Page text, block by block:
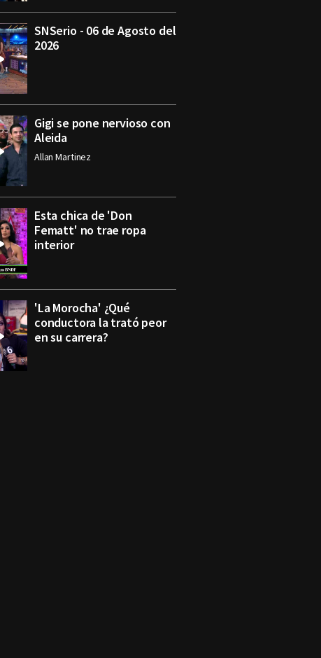
SNSerio - 06 de Agosto del
2026
Gigi se pone nervioso con
Aleida
Allan Martinez
Esta chica de 'Don
Fematt' no trae ropa
interior
'La Morocha' ¿Qué
conductora la trató peor
en su carrera?